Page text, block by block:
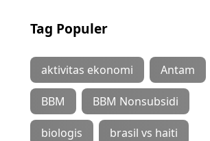
Tag Populer
aktivitas ekonomi Antam
BBM BBM Nonsubsidi
biologis brasil vs haiti